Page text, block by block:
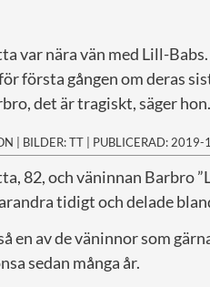
var nära vän med Lill-Babs.
första gången om deras
det är tragiskt, säger hon.
| BILDER: TT | PUBLICERAD: 2019-
82, och väninnan Barbro
tidigt och delade
en av de väninnor som
sedan många år.